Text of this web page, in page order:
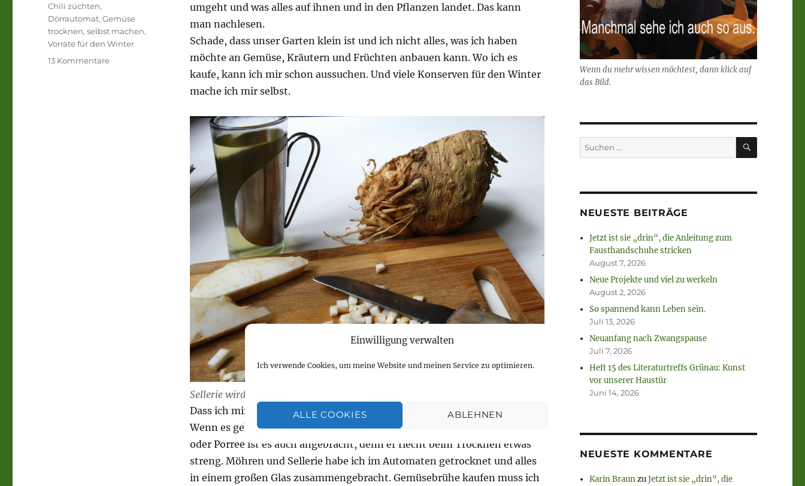
Einwilligung verwalten
Ich verwende Cookies, um meine Website und meinen Service zu optimieren.
ALLE COOKIES ABLEHNEN
umgeht und was alles auf ihnen und in den Pflanzen landet. Das kann
man nachlesen.
Schade, dass unser Garten klein ist und ich nicht alles, was ich haben
möchte an Gemüse, Kräutern und Früchten anbauen kann. Wo ich es
kaufe, kann ich mir schon aussuchen. Und viele Konserven für den Winter
mache ich mir selbst.
Sellerie wird für den Dörrautomat vorbereitet
Dass ich mir den Dörrautomat zugelegt habe, war eine gute Entscheidung.
Wenn es geht nutze ich die Sonne, stelle mir ein Backblech raus. Bei Lauch
oder Porree ist es auch angebracht, denn er riecht beim Trocknen etwas
streng. Möhren und Sellerie habe ich im Automaten getrocknet und alles
in einem großen Glas zusammengebracht. Gemüsebrühe kaufen muss ich
Schlagwörter
Chili züchten,
Dörrautomat,Gemüse
trocknen,selbst machen,
Vorräte für den Winter
13 Kommentarezu
Wenn du mehr wissen möchtest, dann klick auf
das Bild.
Suchen
nach:
SUCHEN
NEUESTE BEITRÄGE
Jetzt ist sie „drin“, die Anleitung zum
Fausthandschuhe stricken
August 7, 2026
Neue Projekte und viel zu werkeln
August 2, 2026
So spannend kann Leben sein.
Juli 13, 2026
Neuanfang nach Zwangspause
Juli 7, 2026
Heft 15 des Literaturtreffs Grünau: Kunst
vor unserer Haustür
Juni 14, 2026
NEUESTE KOMMENTARE
Karin BraunzuJetzt ist sie „drin“, die